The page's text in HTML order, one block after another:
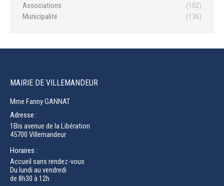
Associations
(102)
Municipalité
(136)
MAIRIE DE VILLEMANDEUR
Mme Fanny GANNAT
Adresse :
1Bis avenue de la Libération
45700 Villemandeur
Horaires :
Accueil sans rendez-vous
Du lundi au vendredi
de 8h30 à 12h